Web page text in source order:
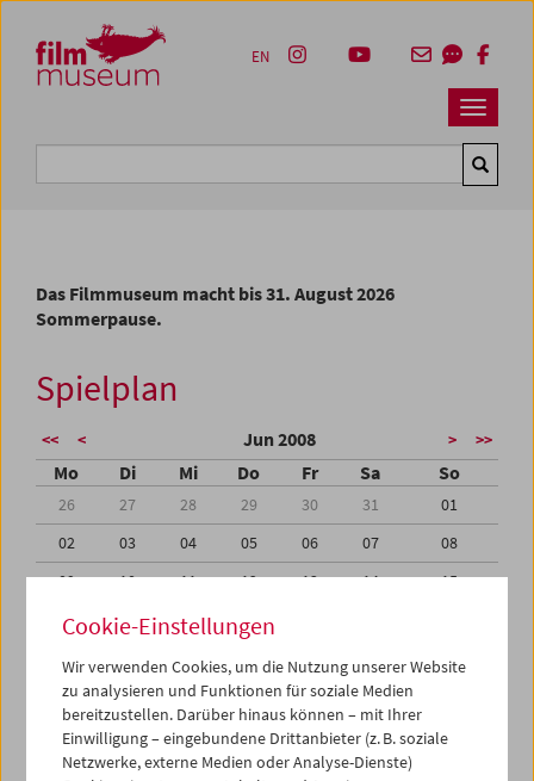
Zum Inhalt
Zum Hauptmenü
Zur Servicenavigation
Zum Suche
Navbar
EN
Das Filmmuseum macht bis 31. August 2026
Sommerpause.
Spielplan
<< < Jun 2008 > >>
Mo Di Mi Do Fr Sa So
26 27 28 29 30 31
01
02
03 04 05 06 07
08
09
10 11 12 13 14
15
16
17 18 19
23
25 27
29
30
01 02 03 04 05
iCalender
Cookie-Einstellungen
Wir verwenden Cookies, um die Nutzung unserer Website
zu analysieren und Funktionen für soziale Medien
bereitzustellen. Darüber hinaus können – mit Ihrer
Einwilligung – eingebundene Drittanbieter (z. B. soziale
Netzwerke, externe Medien oder Analyse-Dienste)